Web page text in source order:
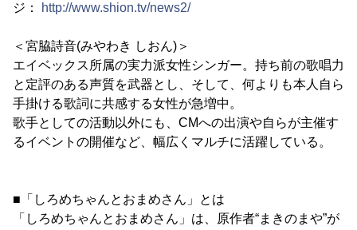
ジ：
http://www.shion.tv/news2/
＜宮脇詩音(みやわき しおん)＞
エイベックス所属の実力派女性シンガー。持ち前の歌唱力
と定評のある声質を武器とし、そして、何よりも本人自ら
手掛ける歌詞に共感する女性が急増中。
歌手としての活動以外にも、CMへの出演や自らが主催す
るイベントの開催など、幅広くマルチに活躍している。
■「しろめちゃんとおまめさん」とは
「しろめちゃんとおまめさん」は、原作者“まきのまや”が